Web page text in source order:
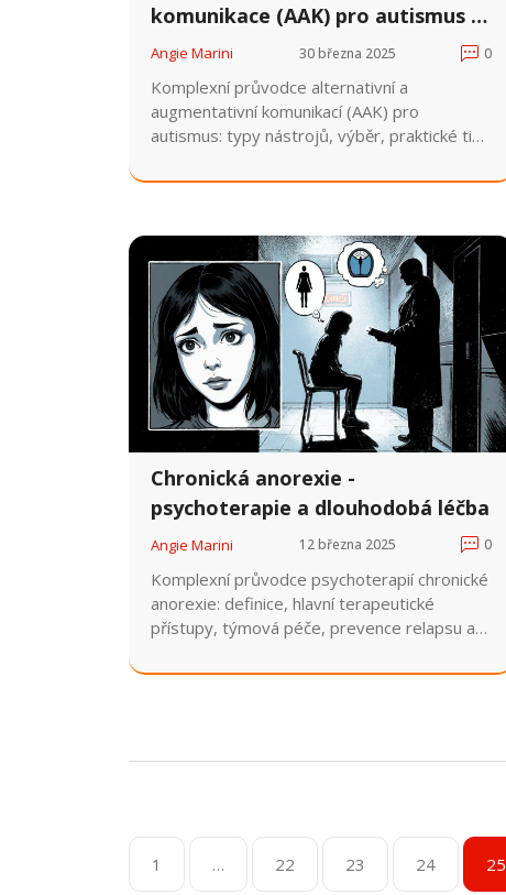
komunikace (AAK) pro autismus -
Přehled nástrojů a tipy
Angie Marini 30 března 2025 0
Komplexní průvodce alternativní a
augmentativní komunikací (AAK) pro
autismus: typy nástrojů, výběr, praktické tipy
Chronická anorexie -
psychoterapie a dlouhodobá léčba
Angie Marini 12 března 2025 0
Komplexní průvodce psychoterapií chronické
anorexie: definice, hlavní terapeutické
přístupy, týmová péče, prevence relapsu a
1 … 22 23 24 25